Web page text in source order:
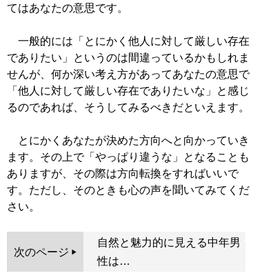
てはあなたの意思です。
一般的には「とにかく他人に対して厳しい存在
でありたい」というのは間違っているかもしれま
せんが、何か深い考え方があってあなたの意思で
「他人に対して厳しい存在でありたいな」と感じ
るのであれば、そうしてみるべきだといえます。
とにかくあなたが決めた方向へと向かっていき
ます。その上で「やっぱり違うな」となることも
ありますが、その際は方向転換をすればいいで
す。ただし、そのときも心の声を聞いてみてくだ
さい。
次のページ
自然と魅力的に見える中年男
性は…